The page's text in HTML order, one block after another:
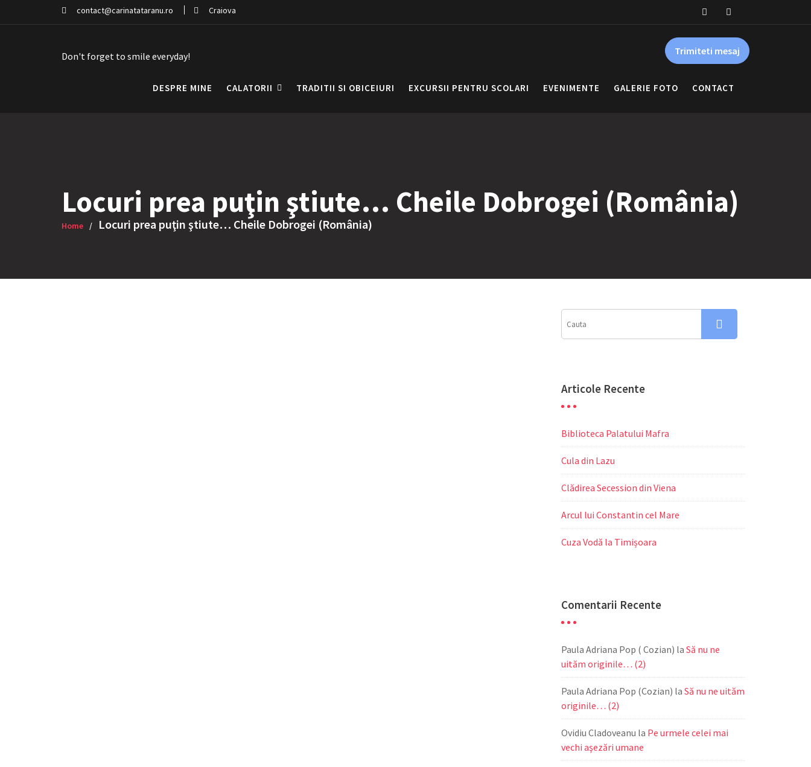
contact@carinatataranu.ro Craiova
Don't forget to smile everyday! Trimiteti mesaj
DESPRE MINE CALATORII TRADITII SI OBICEIURI EXCURSII PENTRU SCOLARI EVENIMENTE GALERIE FOTO CONTACT
Locuri prea puţin ştiute… Cheile Dobrogei (România)
Home Locuri prea puţin ştiute… Cheile Dobrogei (România)
Articole Recente
Biblioteca Palatului Mafra
Cula din Lazu
Clădirea Secession din Viena
Arcul lui Constantin cel Mare
Cuza Vodă la Timișoara
Comentarii Recente
Paula Adriana Pop ( Cozian) laSă nu ne
uităm originile… (2)
Paula Adriana Pop (Cozian) laSă nu ne uităm
originile… (2)
Ovidiu Cladoveanu la Pe urmele celei mai
vechi aşezări umane